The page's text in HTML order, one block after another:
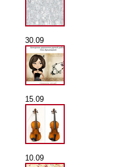
30.09
15.09
10.09